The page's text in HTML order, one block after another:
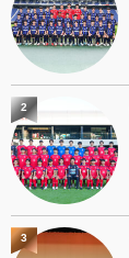
2
3